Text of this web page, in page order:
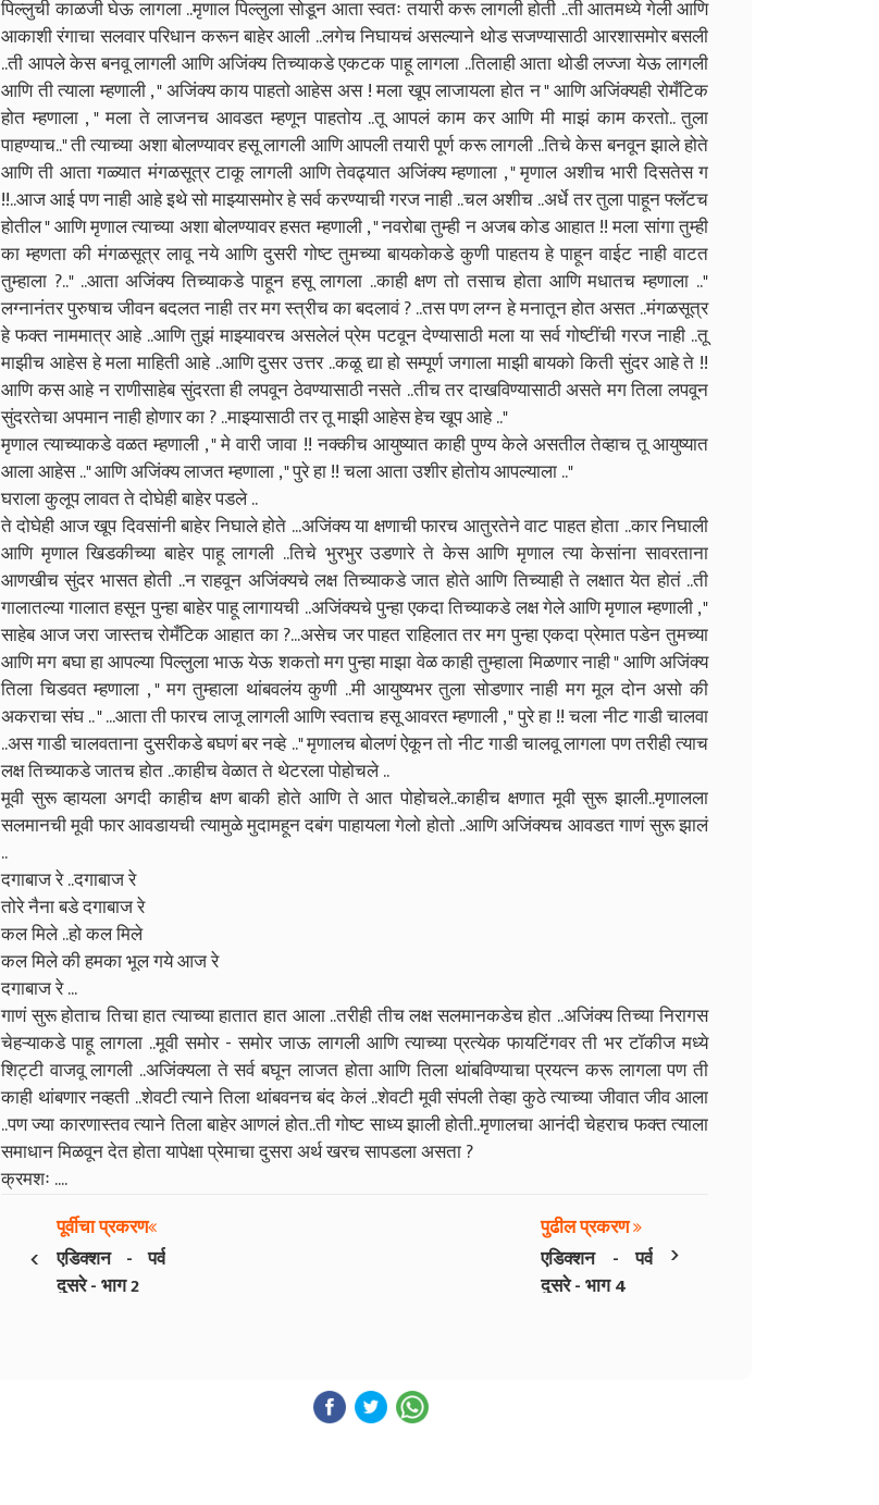
पिल्लुची काळजी घेऊ लागला ..मृणाल पिल्लुला सोडून आता स्वतः तयारी करू लागली होती ..ती आतमध्ये गेली आणि
आकाशी रंगाचा सलवार परिधान करून बाहेर आली ..लगेच निघायचं असल्याने थोड सजण्यासाठी आरशासमोर बसली
..ती आपले केस बनवू लागली आणि अजिंक्य तिच्याकडे एकटक पाहू लागला ..तिलाही आता थोडी लज्जा येऊ लागली
आणि ती त्याला म्हणाली , " अजिंक्य काय पाहतो आहेस अस ! मला खूप लाजायला होत न " आणि अजिंक्यही रोमँटिक
होत म्हणाला , " मला ते लाजनच आवडत म्हणून पाहतोय ..तू आपलं काम कर आणि मी माझं काम करतो.. तुला
पाहण्याच.." ती त्याच्या अशा बोलण्यावर हसू लागली आणि आपली तयारी पूर्ण करू लागली ..तिचे केस बनवून झाले होते
आणि ती आता गळ्यात मंगळसूत्र टाकू लागली आणि तेवढ्यात अजिंक्य म्हणाला , " मृणाल अशीच भारी दिसतेस ग
!!..आज आई पण नाही आहे इथे सो माझ्यासमोर हे सर्व करण्याची गरज नाही ..चल अशीच ..अर्धे तर तुला पाहून फ्लॅटच
होतील " आणि मृणाल त्याच्या अशा बोलण्यावर हसत म्हणाली , " नवरोबा तुम्ही न अजब कोड आहात !! मला सांगा तुम्ही
का म्हणता की मंगळसूत्र लावू नये आणि दुसरी गोष्ट तुमच्या बायकोकडे कुणी पाहतय हे पाहून वाईट नाही वाटत
तुम्हाला ?.." ..आता अजिंक्य तिच्याकडे पाहून हसू लागला ..काही क्षण तो तसाच होता आणि मधातच म्हणाला .."
लग्नानंतर पुरुषाच जीवन बदलत नाही तर मग स्त्रीच का बदलावं ? ..तस पण लग्न हे मनातून होत असत ..मंगळसूत्र
हे फक्त नाममात्र आहे ..आणि तुझं माझ्यावरच असलेलं प्रेम पटवून देण्यासाठी मला या सर्व गोष्टींची गरज नाही ..तू
माझीच आहेस हे मला माहिती आहे ..आणि दुसर उत्तर ..कळू द्या हो सम्पूर्ण जगाला माझी बायको किती सुंदर आहे ते !!
आणि कस आहे न राणीसाहेब सुंदरता ही लपवून ठेवण्यासाठी नसते ..तीच तर दाखविण्यासाठी असते मग तिला लपवून
सुंदरतेचा अपमान नाही होणार का ? ..माझ्यासाठी तर तू माझी आहेस हेच खूप आहे .."
मृणाल त्याच्याकडे वळत म्हणाली , " मे वारी जावा !! नक्कीच आयुष्यात काही पुण्य केले असतील तेव्हाच तू आयुष्यात
आला आहेस .." आणि अजिंक्य लाजत म्हणाला , " पुरे हा !! चला आता उशीर होतोय आपल्याला .."
घराला कुलूप लावत ते दोघेही बाहेर पडले ..
ते दोघेही आज खूप दिवसांनी बाहेर निघाले होते ...अजिंक्य या क्षणाची फारच आतुरतेने वाट पाहत होता ..कार निघाली
आणि मृणाल खिडकीच्या बाहेर पाहू लागली ..तिचे भुरभुर उडणारे ते केस आणि मृणाल त्या केसांना सावरताना
आणखीच सुंदर भासत होती ..न राहवून अजिंक्यचे लक्ष तिच्याकडे जात होते आणि तिच्याही ते लक्षात येत होतं ..ती
गालातल्या गालात हसून पुन्हा बाहेर पाहू लागायची ..अजिंक्यचे पुन्हा एकदा तिच्याकडे लक्ष गेले आणि मृणाल म्हणाली , "
साहेब आज जरा जास्तच रोमँटिक आहात का ?...असेच जर पाहत राहिलात तर मग पुन्हा एकदा प्रेमात पडेन तुमच्या
आणि मग बघा हा आपल्या पिल्लुला भाऊ येऊ शकतो मग पुन्हा माझा वेळ काही तुम्हाला मिळणार नाही " आणि अजिंक्य
तिला चिडवत म्हणाला , " मग तुम्हाला थांबवलंय कुणी ..मी आयुष्यभर तुला सोडणार नाही मग मूल दोन असो की
अकराचा संघ .. " ...आता ती फारच लाजू लागली आणि स्वताच हसू आवरत म्हणाली , " पुरे हा !! चला नीट गाडी चालवा
..अस गाडी चालवताना दुसरीकडे बघणं बर नव्हे .." मृणालच बोलणं ऐकून तो नीट गाडी चालवू लागला पण तरीही त्याच
लक्ष तिच्याकडे जातच होत ..काहीच वेळात ते थेटरला पोहोचले ..
मूवी सुरू व्हायला अगदी काहीच क्षण बाकी होते आणि ते आत पोहोचले..काहीच क्षणात मूवी सुरू झाली..मृणालला
सलमानची मूवी फार आवडायची त्यामुळे मुदामहून दबंग पाहायला गेलो होतो ..आणि अजिंक्यच आवडत गाणं सुरू झालं
..
दगाबाज रे ..दगाबाज रे
तोरे नैना बडे दगाबाज रे
कल मिले ..हो कल मिले
कल मिले की हमका भूल गये आज रे
दगाबाज रे ...
गाणं सुरू होताच तिचा हात त्याच्या हातात हात आला ..तरीही तीच लक्ष सलमानकडेच होत ..अजिंक्य तिच्या निरागस
चेहऱ्याकडे पाहू लागला ..मूवी समोर - समोर जाऊ लागली आणि त्याच्या प्रत्येक फायटिंगवर ती भर टॉकीज मध्ये
शिट्टी वाजवू लागली ..अजिंक्यला ते सर्व बघून लाजत होता आणि तिला थांबविण्याचा प्रयत्न करू लागला पण ती
काही थांबणार नव्हती ..शेवटी त्याने तिला थांबवनच बंद केलं ..शेवटी मूवी संपली तेव्हा कुठे त्याच्या जीवात जीव आला
..पण ज्या कारणास्तव त्याने तिला बाहेर आणलं होत..ती गोष्ट साध्य झाली होती..मृणालचा आनंदी चेहराच फक्त त्याला
समाधान मिळवून देत होता यापेक्षा प्रेमाचा दुसरा अर्थ खरच सापडला असता ?
क्रमशः ....
‹
पूर्वीचा प्रकरण
एडिक्शन - पर्व
दुसरे - भाग 2
›
पुढील प्रकरण
एडिक्शन - पर्व
दुसरे - भाग 4